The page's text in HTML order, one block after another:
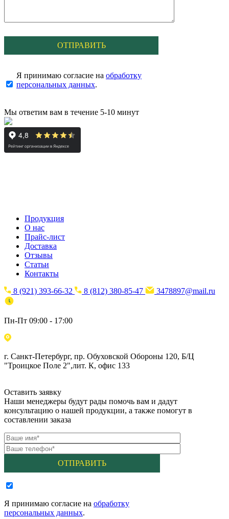
Я принимаю согласие на обработку
персональных данных.
Мы ответим вам в течение 5-10 минут
Продукция
О нас
Прайс-лист
Доставка
Отзывы
Статьи
Контакты
8 (921) 393-66-32
8 (812) 380-85-47 3478897@mail.ru
Пн-Пт 09:00 - 17:00
г. Санкт-Петербург, пр. Обуховской Обороны 120, Б/Ц
"Троицкое Поле 2",лит. К, офис 133
Оставить заявку
Наши менеджеры будут рады помочь вам и дадут
консультацию о нашей продукции, а также помогут в
составлении заказа
Я принимаю согласие на обработку
персональных данных.